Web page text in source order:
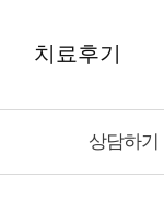
치료후기
상담하기